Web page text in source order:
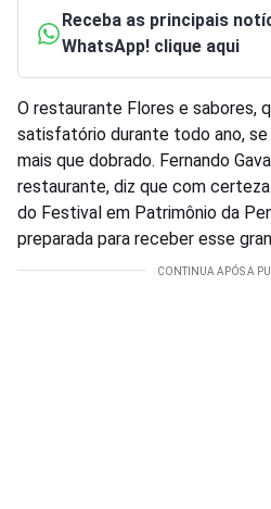
Receba as principais
WhatsApp! clique aqui
O restaurante Flores e sabores,
satisfatório durante todo ano,
mais que dobrado. Fernando
restaurante, diz que com
do Festival em Patrimônio da
preparada para receber esse